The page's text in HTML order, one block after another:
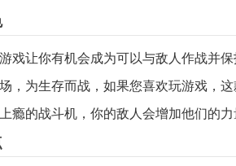
戏让你有机会成为可以与敌人作战并
，为生存而战，如果您喜欢玩游戏，
瘾的战斗机，你的敌人会增加他们的力